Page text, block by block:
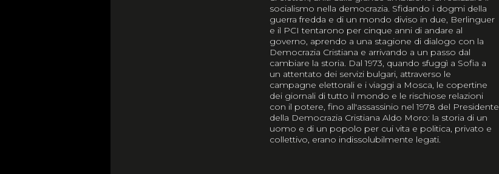
socialismo nella democrazia. Sfidando i dogmi della
guerra fredda e di un mondo diviso in due, Berlinguer
e il PCI tentarono per cinque anni di andare al
governo, aprendo a una stagione di dialogo con la
Democrazia Cristiana e arrivando a un passo dal
cambiare la storia. Dal 1973, quando sfuggì a Sofia a
un attentato dei servizi bulgari, attraverso le
campagne elettorali e i viaggi a Mosca, le copertine
dei giornali di tutto il mondo e le rischiose relazioni
con il potere, fino all'assassinio nel 1978 del Presidente
della Democrazia Cristiana Aldo Moro: la storia di un
uomo e di un popolo per cui vita e politica, privato e
collettivo, erano indissolubilmente legati.